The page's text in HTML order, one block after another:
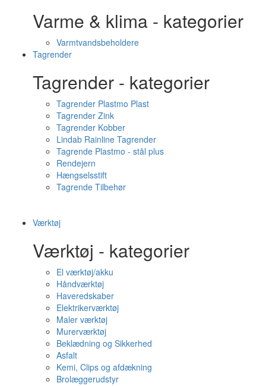
Varme & klima - kategorier
Varmtvandsbeholdere
Tagrender
Tagrender - kategorier
Tagrender Plastmo Plast
Tagrender Zink
Tagrender Kobber
Lindab Rainline Tagrender
Tagrende Plastmo - stål plus
Rendejern
Hængselsstift
Tagrende Tilbehør
Værktøj
Værktøj - kategorier
El værktøj/akku
Håndværktøj
Haveredskaber
Elektrikerværktøj
Maler værktøj
Murerværktøj
Beklædning og Sikkerhed
Asfalt
Kemi, Clips og afdækning
Brolæggerudstyr